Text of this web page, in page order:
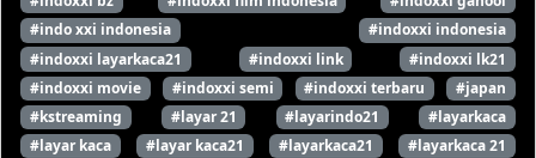
#indo xxi indonesia
#indoxxi indonesia
#indoxxi layarkaca21
#indoxxi link
#indoxxi lk21
#indoxxi movie
#indoxxi semi #indoxxi terbaru
#japan
#kstreaming
#layar 21 #layarindo21
#layarkaca
#layar kaca
#layar kaca21 #layarkaca21
#layarkaca 21